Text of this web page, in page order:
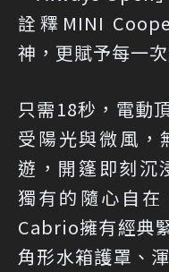
詮釋MINI
神，更賦予每一
只需18秒，電動
受陽光與微風，
遊，開篷即刻沉
獨有的隨心自
Cabrio擁有經典
角形水箱護罩、